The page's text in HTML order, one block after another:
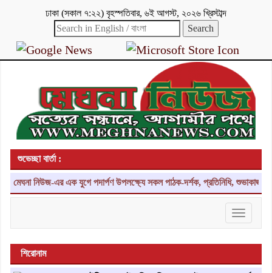
ঢাকা (সকাল ৭:২২) বৃহস্পতিবার, ৬ই আগস্ট, ২০২৬ খ্রিস্টাব্দ
শুভেচ্ছা বার্তা :
নিউজ-এর এক যুগে পদার্পণ উপলক্ষ্যে সকল পাঠক-দর্শক, প্রতিনিধি, শুভাকাঙ্ক্ষী,
Toggle
শিরোনাম